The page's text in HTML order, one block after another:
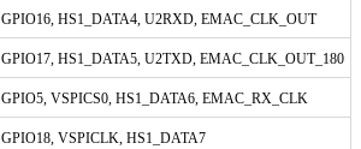
GPIO16, HS1_DATA4, U2RXD, EMAC_CLK_OUT
GPIO17, HS1_DATA5, U2TXD, EMAC_CLK_OUT_180
GPIO5, VSPICS0, HS1_DATA6, EMAC_RX_CLK
GPIO18, VSPICLK, HS1_DATA7